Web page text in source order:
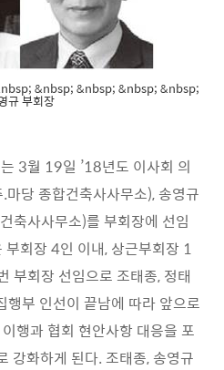
&nbsp; &nbsp; &nbsp; &nbsp;
규 부회장
는 3월 19일 ’18년도 이사회 의
.마당 종합건축사사무소),송영규
축사사무소)를 부회장에 선임
부회장 4인 이내, 상근부회장 1
부회장 선임으로 조태종, 정태
행부 인선이 끝남에 따라 앞으로
행과 협회 현안사항 대응을 포
강화하게 된다. 조태종,송영규